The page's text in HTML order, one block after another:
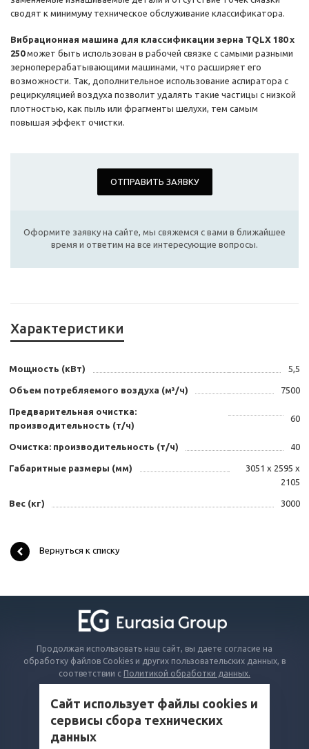
сводят к минимуму техническое обслуживание классификатора.
Вибрационная машина для классификации зерна TQLX 180 x
250может быть использован в рабочей связке с самыми разными
зерноперерабатывающими машинами, что расширяет его
возможности. Так, дополнительное использование аспиратора с
рециркуляцией воздуха позволит удалять такие частицы с низкой
плотностью, как пыль или фрагменты шелухи, тем самым
повышая эффект очистки.
ОТПРАВИТЬ ЗАЯВКУ
Оформите заявку на сайте, мы свяжемся с вами в ближайшее
время и ответим на все интересующие вопросы.
Характеристики
Мощность (кВт) 5,5
Объем потребляемого воздуха (м³/ч) 7500
Предварительная очистка:
производительность (т/ч)
60
Очистка: производительность (т/ч) 40
Габаритные размеры (мм)
3051 x 2595 x
2105
Вес (кг) 3000
Вернуться к списку
Продолжая использовать наш сайт, вы даете согласие на
обработку файлов Cookies и других пользовательских данных, в
соответствии с Политикой обработки данных.
Сайт использует файлы cookies и
сервисы сбора технических
данных